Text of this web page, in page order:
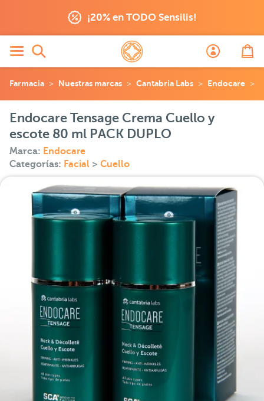
¡20% en TODO Sensilis!
Farmacia Nuestras marcas Cantabria Labs Endocare
Endocare Tensage Crema Cuello y
escote 80 ml PACK DUPLO
Marca: Endocare
Categorías: Facial > Cuello